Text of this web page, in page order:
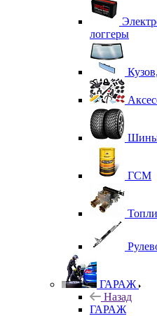
логгеры
Шины,
ГСМ
ГАРАЖ
Назад
ГАРАЖ